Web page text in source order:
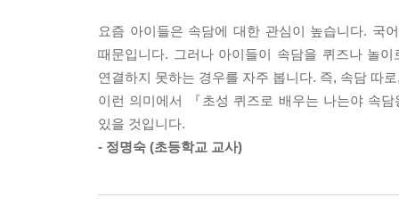
요즘 아이들은 속담에 대한 관심이 높습니다. 국
때문입니다. 그러나 아이들이 속담을 퀴즈나 놀
연결하지 못하는 경우를 자주 봅니다. 즉, 속담 따
이런 의미에서 『초성 퀴즈로 배우는 나는야 속
있을 것입니다.
- 정명숙 (초등학교 교사)